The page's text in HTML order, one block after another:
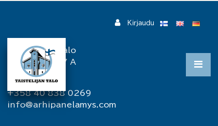
Kirjaudu
Taistelijan Talo
Hatuntie 387 A
82967 Hattu
+358 40 838 0269
info@arhipanelamys.com